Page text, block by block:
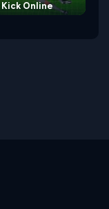
Online